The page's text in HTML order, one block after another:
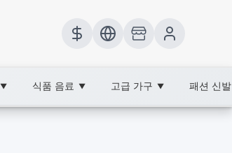
▼ 식품 음료 ▼ 고급 가구 ▼ 패션 신